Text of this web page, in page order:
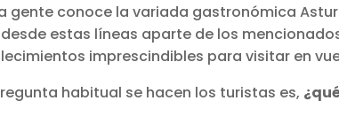
gente conoce la variada gastronómica
estas líneas aparte de los
imprescindibles para visitar en
habitual se hacen los turistas es,